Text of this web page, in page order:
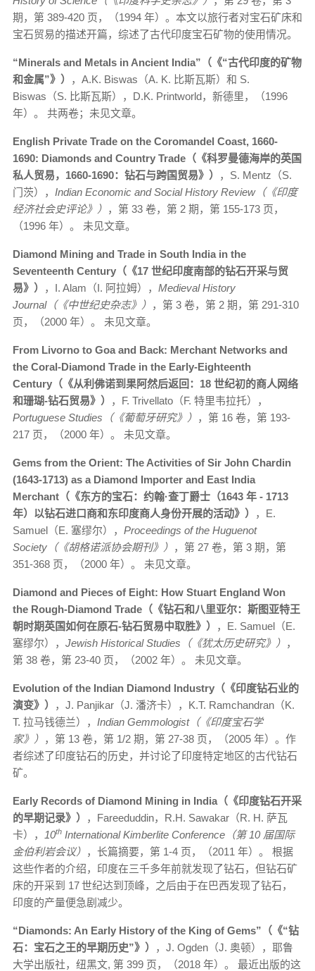
期，第 389-420 页，（1994 年）。本文以旅行者对宝石矿床和
宝石贸易的描述开篇，综述了古代印度宝石矿物的使用情况。
“Minerals and Metals in Ancient India”（《“古代印度的矿物
和金属”》）
，A.K. Biswas（A. K. 比斯瓦斯）和 S.
Biswas（S. 比斯瓦斯），D.K. Printworld，新德里，（1996
年）。 共两卷；未见文章。
English Private Trade on the Coromandel Coast, 1660-
1690: Diamonds and Country Trade（《科罗曼德海岸的英国
私人贸易，1660-1690：钻石与跨国贸易》）
，S. Mentz（S.
门茨）， Indian Economic and Social History Review（《印度
经济社会史评论》） ，第 33 卷，第 2 期，第 155-173 页，
（1996 年）。 未见文章。
Diamond Mining and Trade in South India in the
Seventeenth Century（《17 世纪印度南部的钻石开采与贸
易》）
，I. Alam（I. 阿拉姆）， Medieval History
Journal（《中世纪史杂志》） ，第 3 卷，第 2 期，第 291-310
页，（2000 年）。 未见文章。
From Livorno to Goa and Back: Merchant Networks and
the Coral-Diamond Trade in the Early-Eighteenth
Century（《从利佛诺到果阿然后返回：18 世纪初的商人网络
和珊瑚-钻石贸易》）
，F. Trivellato（F. 特里韦拉托），
Portuguese Studies（《葡萄牙研究》） ，第 16 卷，第 193-
217 页，（2000 年）。 未见文章。
Gems from the Orient: The Activities of Sir John Chardin
(1643-1713) as a Diamond Importer and East India
Merchant（《东方的宝石：约翰·查丁爵士（1643 年 - 1713
年）以钻石进口商和东印度商人身份开展的活动》）
，E.
Samuel（E. 塞缪尔）， Proceedings of the Huguenot
Society（《胡格诺派协会期刊》） ，第 27 卷，第 3 期，第
351-368 页，（2000 年）。 未见文章。
Diamond and Pieces of Eight: How Stuart England Won
the Rough-Diamond Trade（《钻石和八里亚尔：斯图亚特王
朝时期英国如何在原石-钻石贸易中取胜》）
，E. Samuel（E.
塞缪尔）， Jewish Historical Studies（《犹太历史研究》） ，
第 38 卷，第 23-40 页，（2002 年）。 未见文章。
Evolution of the Indian Diamond Industry（《印度钻石业的
演变》）
，J. Panjikar（J. 潘济卡），K.T. Ramchandran（K.
T. 拉马钱德兰）， Indian Gemmologist（《印度宝石学
家》） ，第 13 卷，第 1/2 期，第 27-38 页，（2005 年）。作
者综述了印度钻石的历史，并讨论了印度特定地区的古代钻石
矿。
Early Records of Diamond Mining in India（《印度钻石开采
的早期记录》）
，Fareeduddin，R.H. Sawakar（R. H. 萨瓦
卡），
10th International Kimberlite Conference（第 10 届国际
金伯利岩会议） ，长篇摘要，第 1-4 页，（2011 年）。 根据
这些作者的介绍，印度在三千多年前就发现了钻石，但钻石矿
床的开采到 17世纪达到顶峰，之后由于在巴西发现了钻石，
印度的产量便急剧减少。
“Diamonds: An Early History of the King of Gems”（《“钻
石：宝石之王的早期历史”》）
，J. Ogden（J. 奥顿），耶鲁
大学出版社，纽黑文, 第 399 页，（2018 年）。 最近出版的这